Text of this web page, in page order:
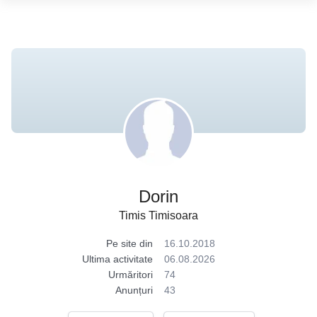
Dorin
Timis Timisoara
Pe site din
16.10.2018
Ultima activitate
06.08.2026
Urmăritori
74
Anunțuri
43